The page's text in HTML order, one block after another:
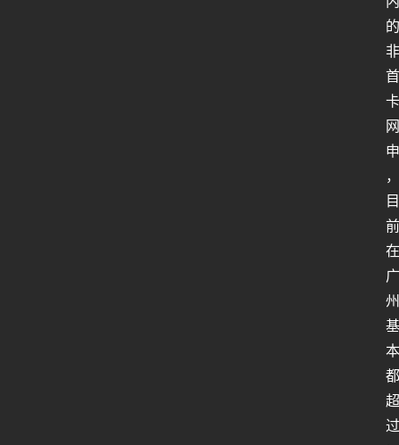
的
非
首
卡
网
申
，
目
前
在
广
州
基
本
都
超
过